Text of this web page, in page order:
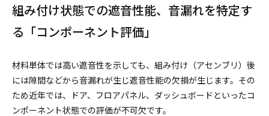
組み付け状態での遮音性能、音漏れを特定す
る「コンポーネント評価」
材料単体では高い遮音性を示しても、組み付け（アセンブリ）後
には隙間などから音漏れが生じ遮音性能の欠損が生じます。その
ため近年では、ドア、フロアパネル、ダッシュボードといったコ
ンポーネント状態での評価が不可欠です。